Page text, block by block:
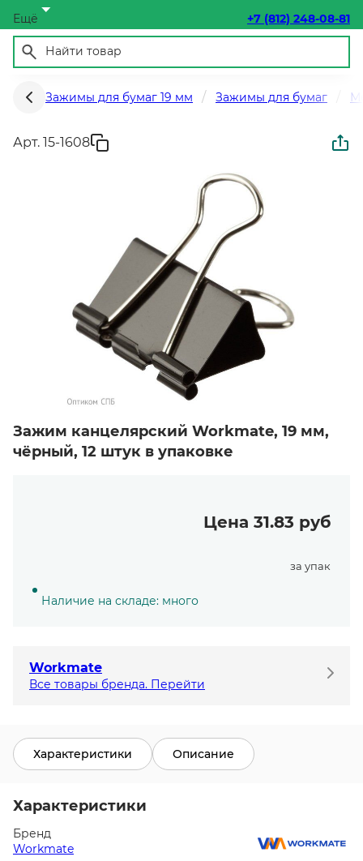
Ещё +7 (812) 248-08-81
Зажимы для бумаг 19 мм Зажимы для бумаг
Арт. 15-1608
Зажим канцелярский Workmate, 19 мм,
чёрный, 12 штук в упаковке
Цена 31.83 руб
за упак
Наличие на складе: много
Workmate
Все товары бренда. Перейти
Характеристики Описание
Характеристики
Бренд
Workmate